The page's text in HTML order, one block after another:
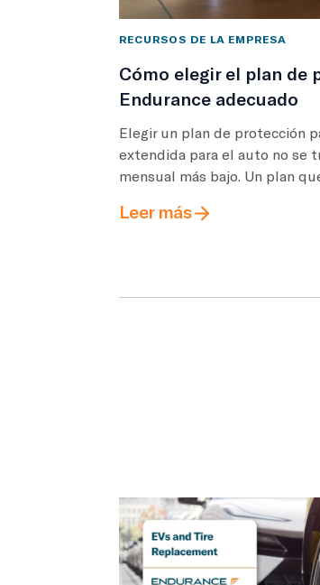
RECURSOS DE LA EMPRESA
Cómo elegir el plan de
Endurance adecuado
Elegir un plan de protección
extendida para el auto no se
mensual más bajo. Un plan
Leer más